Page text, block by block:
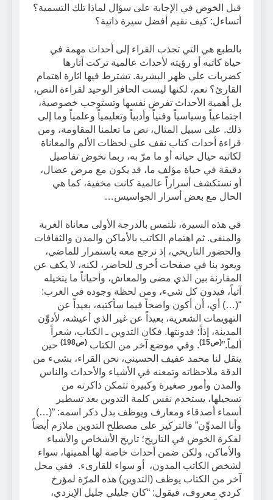
قبل الخوض في الإجابة على سؤال لماذا تلك التسمية؟
أتساءل: كيف نقيم أفضل سيرة ذاتية؟
بالطبع هي التي تجذب القراء إلى أحداث مهمة في
حياة كاتبه أو رؤيته لأحداث عالمية تركت آثارها
كضربات على ظهر البشرية. تشترط فيها اثارة اهتمام
القارئ؟ نعم، لكنها ليست الحافز الوحيد لقراءة النص،
بل أهمية الأحداث تفرض نفسها وتستوجب خصوصية،
اجتماعياً وسياسياً وفنياً وأدبياً وتعليمياً وعلمياً وما إلى
ذلك. على سبيل المثال، نص ما تعلمنا المقاومة، ومن
قراءة أحدات كتاب نقف على لحظات الألم والمعاناة
لكاتبه حيال حياته أو ما مرّ به، ربما نخوض تفاصيل
دقيقة في حياة مؤلف ما، قد يكون مع مرض عضال،
أو نستكشف أسراراً عالمية كانت مخفية، كما هي
الحال مع بعض أسرار الجواسيس…
في هذه السيرة، نلتمس بالدرجة الأولى معاناة الغربة
والمنفى. ثم اهتمام الكاتب بالأماكن والمدن والثقافات
والحضور التاريخي، إذ نرجع معه باستمرار للماضي،
ويعود بنا في صفحات أخرى للحاضر، لكنه، لا يكف عن
المقارنة بين الذي مضى والمعاش، وأحياناً ما يتخيله
آتياً، فيدون كل شيء، ومن لحظة وجوده في الغرب:
“(…) أي، أن أكون واضحاً فيما سأكتبه، بعيداً عن
التهويمات الشعرية، بعيداً عن غير الذي أعيشه، لأدوِّن
المدينة، إذاً؛ فدونتها. فكان التدوين ـ الكتاب، شعراً
ألماً.”(ص15) . وفي موضع آخر من الكتاب (ص198)
حين
ينقل لنا محمد عفيف الحسيني، نحن القراء، بشيء من
الدقة ملاحظاته وتمعنه في الأشياء والأحداث والناس
والمدن وأمور صغيرة وكبيرة تتمكن ذاكرته من
تسجيلها، يستخدم نفس كلمة التدوين بعد تسطير
أسماء أصدقاء ومعارف ويوظف بدل ذكر اسمه: “(…)
وأنا المدوِّن” فالتركيز على مصطلح التدوين ملازم أيضاً
لفكرة الخوض في التاريخ؛ تاريخ الأشخاص والأشياء
والأماكن، ولكن ضمن أحداث خاصة لها أهميتها، سواء
لشخص الكاتب المدون، أو سواء للقارىء. ففي محل
آخر من الكتاب يوظف (التدوين) هذه المرّة لمؤرخ
كردي معروف، فيقول: “كان جليلي جليل الإيزدي،